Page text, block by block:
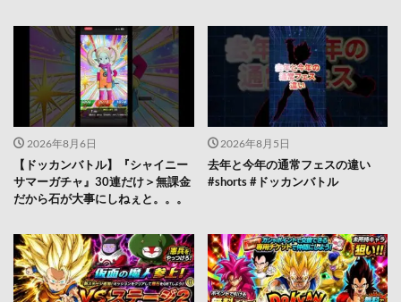
2026年8月6日
【ドッカンバトル】『シャイニー
サマーガチャ』30連だけ＞無課金
だから石が大事にしねぇと。。。
2026年8月5日
去年と今年の通常フェスの違い
#shorts #ドッカンバトル